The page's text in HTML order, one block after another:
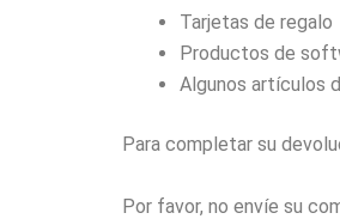
Tarjetas de regalo
Productos de
Algunos artículos
Para completar su
Por favor, no envíe su